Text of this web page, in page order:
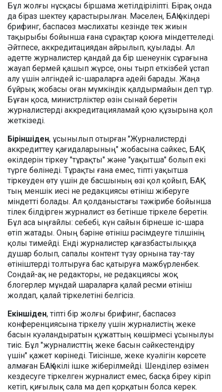
Бұл жолғы нұсқасы біршама жетілдіріліпті. Бірақ онда
да біраз шектеу қарастырылған. Мәселен, БАҚ өкілдері
брифинг, баспасөз мәслихаты кезінде тек жиын
тақырыбы бойынша ғана сұрақтар қоюға міндеттеледі.
Әйтпесе, аккредитациядан айрылып, қуылады. Ал
әдетте журналистер қандай да бір шенеунік сұрағына
жауап бермей қашып жүрсе, оны тырп еткізбей ұстап
алу үшін әлгіндей іс-шараларға әдейі барады. Жаңа
бұйрық жобасы оған мүмкіндік қалдырмайын деп тұр.
Бұған қоса, министрліктер өзін сынай беретін
журналистерді аккредитацияламай қою құзырына қол
жеткізеді.
Біріншіден, ұсынылып отырған "Журналистерді
аккредиттеу қағидаларының" жобасына сәйкес, БАҚ
өкілдерін тіркеу "тұрақты" және "уақытша" болып екі
түрге бөлінеді. Тұрақты ғана емес, тіпті уақытша
тіркеуден өту үшін де басшының өзі қол қойып, БАҚ-
тың меншік иесі не редакциясы өтініш жіберуге
міндетті болады. Ал қолданыстағы тәжірибе бойынша
тілек білдірген журналист өз бетінше тіркеле беретін.
Бұл аса ыңғайлы: себебі, күн сайын бірнеше іс-шара
өтіп жатады. Оның бәріне өтініш рәсімдеуге тілшінің
қолы тимейді. Енді журналистер қағазбастылыққа
душар болып, сапалы контент түзу орнына тау-тау
өтініштерді толтыруға бас қатыруға мәжбүрленбек.
Сондай-ақ не редакторы, не редакциясы жоқ
блогерлер мұндай шараларға қалай ресми өтініш
жолдап, қалай тіркелетіні белгісіз.
Екіншіден, тіпті бір жолғы брифинг, баспасөз
конференциясына тіркелу үшін журналистің жеке
басын куәландыратын құжаттың көшірмесі ұсынылуы
тиіс. Бұл "журналисттің жеке басын сәйкестендіру
үшін" қажет көрінеді. Тиісінше, жеке куәлігін көрсете
алмаған БАҚ өкілі ішке жіберілмейді. Шенділер өзімен
кездесуге тіркелген журналист емес, басқа біреу кіріп
кетіп, қиғылық сала ма деп қорқатын болса керек.